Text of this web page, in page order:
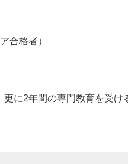
合格者）
に2年間の専門教育を受け